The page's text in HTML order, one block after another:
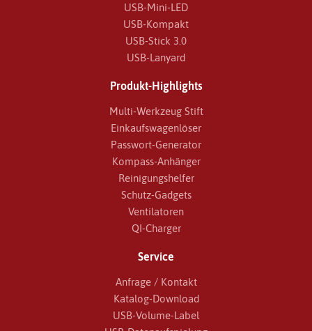
USB-Mini-LED
USB-Kompakt
USB-Stick 3.0
USB-Lanyard
Produkt-Highlights
Multi-Werkzeug Stift
Einkaufswagenlöser
Passwort-Generator
Kompass-Anhänger
Reinigungshelfer
Schutz-Gadgets
Ventilatoren
QI-Charger
Service
Anfrage / Kontakt
Katalog-Download
USB-Volume-Label